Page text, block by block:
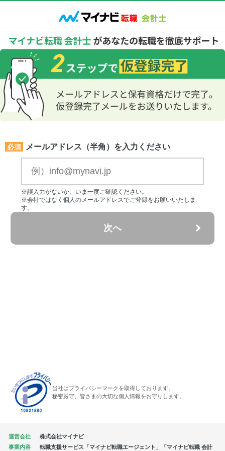
必須 メールアドレス（半角）を入力ください
※誤入力がないか、いま一度ご確認ください。
※会社ではなく個人のメールアドレスでご登録をお願いいたしま
す。
次へ
当社はプライバシーマークを取得しております。
秘密厳守、皆さまの大切な個人情報をお守りします。
運営会社
株式会社マイナビ
事業内容
転職支援サービス「マイナビ転職エージェント」「マイナビ転職 会計